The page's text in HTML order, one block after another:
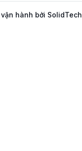
hành bởi SolidTech